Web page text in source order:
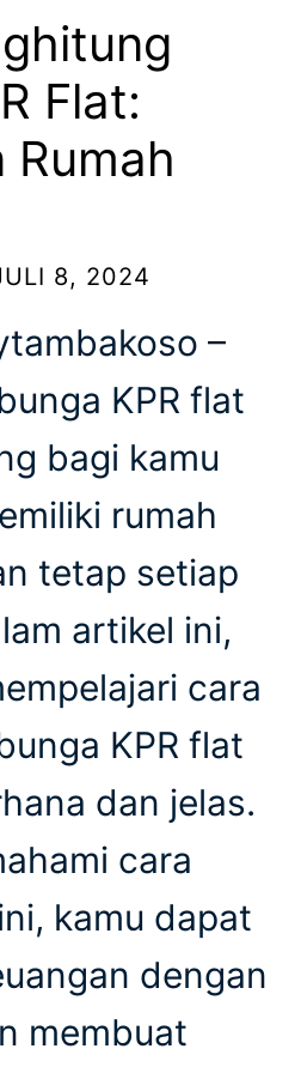
Flat:
Rumah
8, 2024
–
KPR flat
bagi kamu
rumah
tetap setiap
artikel ini,
cara
KPR flat
dan jelas.
cara
kamu dapat
dengan
membuat